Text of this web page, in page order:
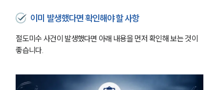
대륜법률상담예약
대륜법률상담예약
이미 발생했다면 확인해야 할 사항
절도미수 사건이 발생했다면 아래 내용을 먼저 확인해 보는 것이
좋습니다.